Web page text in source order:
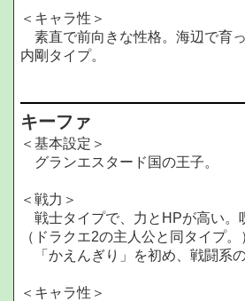
＜キャラ性＞
素直で前向きな性格。海辺で育
内剛タイプ。
キーファ
＜基本設定＞
グランエスタード国の王子。
＜戦力＞
戦士タイプで、力とHPが高い。
（ドラクエ2の主人公と同タイプ。
「かえんぎり」を初め、戦闘系の
＜キャラ性＞